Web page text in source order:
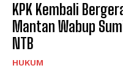
KPK Kembali
Mantan Wabup
NTB
HUKUM